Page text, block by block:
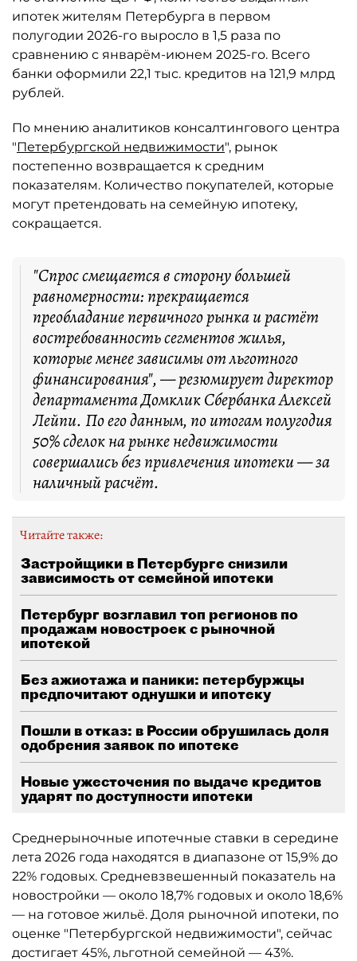
ипотек жителям Петербурга в первом
полугодии 2026-го выросло в 1,5 раза по
сравнению с январём-июнем 2025-го. Всего
банки оформили 22,1 тыс. кредитов на 121,9 млрд
рублей.
По мнению аналитиков консалтингового центра
"Петербургской недвижимости", рынок
постепенно возвращается к средним
показателям. Количество покупателей, которые
могут претендовать на семейную ипотеку,
сокращается.
"Спрос смещается в сторону большей
равномерности: прекращается
преобладание первичного рынка и растёт
востребованность сегментов жилья,
которые менее зависимы от льготного
финансирования", — резюмирует директор
департамента Домклик Сбербанка Алексей
Лейпи. По его данным, по итогам полугодия
50% сделок на рынке недвижимости
совершались без привлечения ипотеки — за
наличный расчёт.
Читайте также:
Застройщики в Петербурге снизили
зависимость от семейной ипотеки
Петербург возглавил топ регионов по
продажам новостроек с рыночной
ипотекой
Без ажиотажа и паники: петербуржцы
предпочитают однушки и ипотеку
Пошли в отказ: в России обрушилась доля
одобрения заявок по ипотеке
Новые ужесточения по выдаче кредитов
ударят по доступности ипотеки
Среднерыночные ипотечные ставки в середине
лета 2026 года находятся в диапазоне от 15,9% до
22% годовых. Средневзвешенный показатель на
новостройки — около 18,7% годовых и около 18,6%
— на готовое жильё. Доля рыночной ипотеки, по
оценке "Петербургской недвижимости", сейчас
достигает 45%, льготной семейной — 43%.